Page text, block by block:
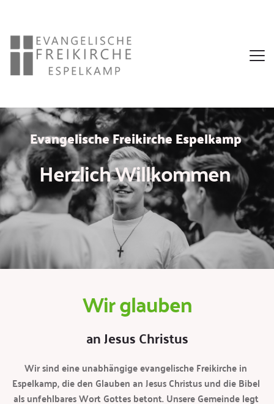
Evangelische Freikirche Espelkamp
Herzlich Willkommen
Wir glauben
an Jesus Christus
Wir sind eine unabhängige evangelische Freikirche in
Espelkamp, die den Glauben an Jesus Christus und die Bibel
als unfehlbares Wort Gottes betont. Unsere Gemeinde legt